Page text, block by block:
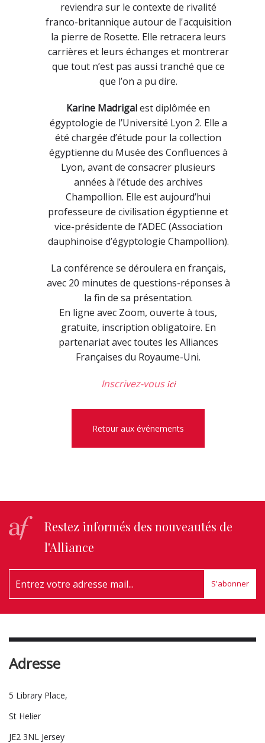
reviendra sur le contexte de rivalité
franco-britannique autour de l'acquisition
la pierre de Rosette. Elle retracera leurs
carrières et leurs échanges et montrerar
que tout n’est pas aussi tranché que ce
que l’on a pu dire.
Karine Madrigalest diplômée en
égyptologie de l’Université Lyon 2. Elle a
été chargée d’étude pour la collection
égyptienne du Musée des Confluences à
Lyon, avant de consacrer plusieurs
années à l’étude des archives
Champollion. Elle est aujourd’hui
professeure de civilisation égyptienne et
vice-présidente de l’ADEC (Association
dauphinoise d’égyptologie Champollion).
La conférence se déroulera en français,
avec 20 minutes de questions-réponses à
la fin de sa présentation.
En ligne avec Zoom, ouverte à tous,
gratuite, inscription obligatoire. En
partenariat avec toutes les Alliances
Françaises du Royaume-Uni.
Inscrivez-vous ici
Retour aux événements
Restez informés des nouveautés de
l'Alliance
S'abonner
Adresse
5 Library Place,
St Helier
JE2 3NL Jersey